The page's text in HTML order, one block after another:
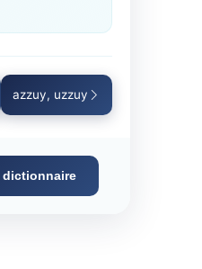
azzuy, uzzuy
dictionnaire